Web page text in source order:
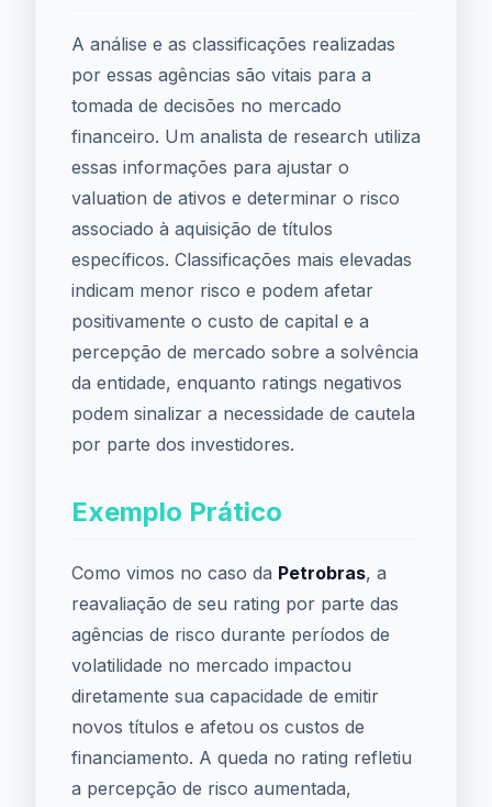
A análise e as classificações realizadas
por essas agências são vitais para a
tomada de decisões no mercado
financeiro. Um analista de research utiliza
essas informações para ajustar o
valuation de ativos e determinar o risco
associado à aquisição de títulos
específicos. Classificações mais elevadas
indicam menor risco e podem afetar
positivamente o custo de capital e a
percepção de mercado sobre a solvência
da entidade, enquanto ratings negativos
podem sinalizar a necessidade de cautela
por parte dos investidores.
Exemplo Prático
Como vimos no caso da Petrobras, a
reavaliação de seu rating por parte das
agências de risco durante períodos de
volatilidade no mercado impactou
diretamente sua capacidade de emitir
novos títulos e afetou os custos de
financiamento. A queda no rating refletiu
a percepção de risco aumentada,